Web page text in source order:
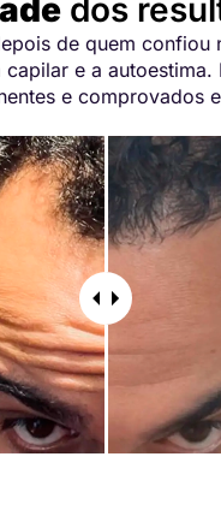
dos
de quem confiou
capilar e a autoestima.
e comprovados